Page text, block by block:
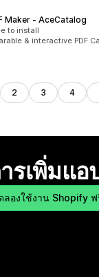
Maker ‑ AceCatalog
to install
& interactive PDF
2 3 4
รเพิ่มแอ
ลองใช้งาน Shopify